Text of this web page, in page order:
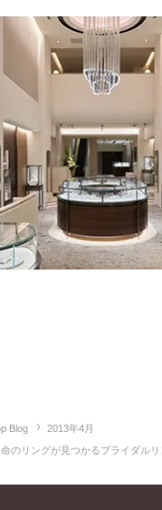
Blog
2013年4月
リングが見つかるブライダルリ